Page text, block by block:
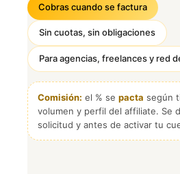
Cobras cuando se factura
Sin cuotas, sin obligaciones
Para agencias, freelances y red
Comisión: el % se pacta según
volumen y perfil del affiliate. Se
solicitud y antes de activar tu